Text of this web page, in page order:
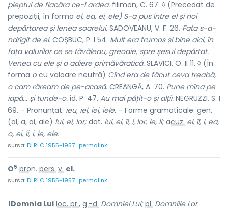
pieptul de flacăra ce-l ardea. filimon, C. 67. ◊ (Precedat de
prepoziții, în forma el, ea, ei, ele) S-a pus între el și noi
depărtarea și lenea soarelui. SADOVEANU, V. F. 26. Fata s-a-
ndrîgit de el. COȘBUC, P. I 54. Mult era frumos și bine aici, în
fața valurilor ce se tăvăleau, greoaie, spre șesul depărtat.
Venea cu ele și o adiere primăvăratică. SLAVICI, O. II 11. ◊ (În
forma ocu valoare neutră) Cînd era de făcut ceva treabă,
o cam răream de pe-acasă. CREANGĂ, A. 70. Pune mîna pe
iapă... și tunde-o. id. P. 47. Au mai pățit-o și alții. NEGRUZZI, S. I
69. – Pronunțat: ieu, iel, iei, iele. – Forme gramaticale: gen.
(al, a, ai, ale) lui, ei, lor; dat. lui, ei, îi, i, lor, le, li; acuz. el, îl, l, ea,
o, ei, îi, i, le, ele.
sursa:DLRLC 1955-1957 permalink
O5 pron. pers. v. el.
sursa:DLRLC 1955-1957 permalink
!Domnía Lui loc. pr., g.-d. Domníei Lui; pl. Domníile Lor